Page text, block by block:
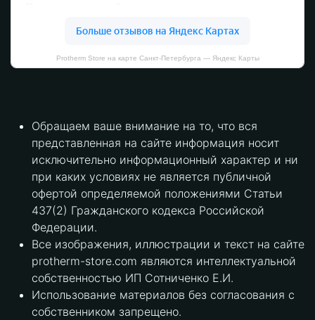
Protherm Store на карте Санкт‑Петербурга — Яндекс Карты
Обращаем ваше внимание на то, что вся
представленная на сайте информация носит
исключительно информационный характер и ни
при каких условиях не является публичной
офертой определяемой положениями Статьи
437(2) Гражданского кодекса Российской
Федерации.
Все изображения, иллюстрации и текст на сайте
protherm-store.com являются интеллектуальной
собственностью ИП Сотниченко Е.И.
Использование материалов без согласования с
собственником запрещено.